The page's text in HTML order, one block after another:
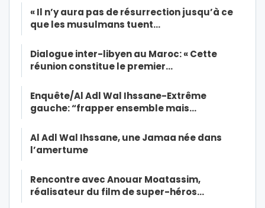
« Il n’y aura pas de résurrection jusqu’à ce
que les musulmans tuent…
Dialogue inter-libyen au Maroc: « Cette
réunion constitue le premier…
Enquête/Al Adl Wal Ihssane-Extrême
gauche: “frapper ensemble mais…
Al Adl Wal Ihssane, une Jamaa née dans
l’amertume
Rencontre avec Anouar Moatassim,
réalisateur du film de super-héros…